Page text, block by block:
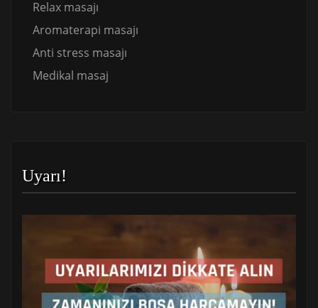
Relax masajı
Aromaterapi masajı
Anti stress masajı
Medikal masaj
Uyarı!